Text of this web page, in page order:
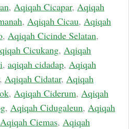
, Aqiqah Cicapar, Aqiqah
, Aqiqah Cicau, Aqiqah
, Aqiqah Cicinde Selatan,
Cicukang, Aqiqah
, aqiqah cidadap, Aqiqah
, Aqiqah Cidatar, Aqiqah
, Aqiqah Ciderum, Aqiqah
, Aqiqah Cidugaleun, Aqiqah
Aqiqah Ciemas, Aqiqah